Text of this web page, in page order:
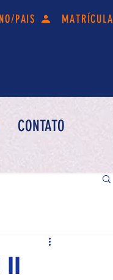
PAIS MATRÍCULA
CONTATO